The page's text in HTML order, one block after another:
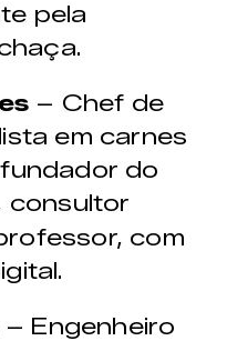
pela
– Chef de
em carnes
do
consultor
com
– Engenheiro